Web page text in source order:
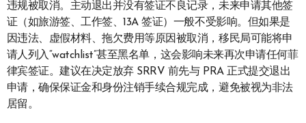
违规被取消。主动退出并没有签证不良记录，未来申请其他签
证（如旅游签、工作签、13A 签证）一般不受影响。但如果是
因违法、虚假材料、拖欠费用等原因被取消，移民局可能将申
请人列入“watchlist”甚至黑名单，这会影响未来再次申请任何菲
律宾签证。建议在决定放弃 SRRV 前先与 PRA 正式提交退出
申请，确保保证金和身份注销手续合规完成，避免被视为非法
居留。